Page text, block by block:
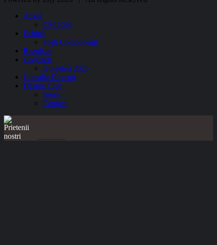
Acasă
CM 2026
Echipă
Foști Componenți
Rezultate
Golgeteri
Golgeteri 2025
Consiliu Director
Despre Club
Istoric
Contact